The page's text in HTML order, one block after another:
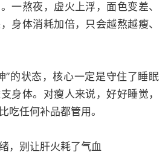
一熬夜，虚火上浮，面色变差、
身体消耗加倍，只会越熬越瘦、
”的状态，核心一定是守住了睡眠
身体。对瘦人来说，好好睡觉，
吃任何补品都管用。
，别让肝火耗了气血